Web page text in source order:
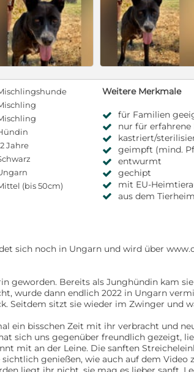
Jahre
(bis 50cm)
Weitere Merkmale
für Familien
nur für erfahrene
kastriert/
geimpft (mind.
entwurmt
gechipt
mit EU-
aus dem Tierheim
sich noch in Ungarn und wird über
geworden. Bereits als Junghündin kam
wurde dann endlich 2022 in Ungarn
Seitdem sitzt sie wieder im Zwinger und
ein bisschen Zeit mit ihr verbracht und
sich uns gegenüber freundlich gezeigt,
mit an der Leine. Die sanften
genießen, wie auch auf dem Video